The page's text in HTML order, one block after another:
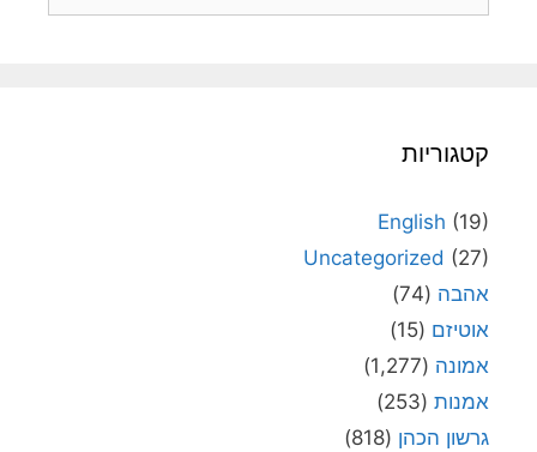
קטגוריות
English (19)
Uncategorized (27)
אהבה (74)
אוטיזם (15)
אמונה (1,277)
אמנות (253)
גרשון הכהן (818)